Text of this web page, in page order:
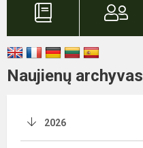
Naujienų archyvas
2026